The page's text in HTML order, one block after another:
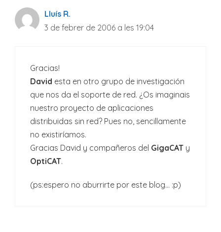
Lluís R.
3 de febrer de 2006 a les 19:04
Gracias!
David esta en otro grupo de investigación
que nos da el soporte de red. ¿Os imaginais
nuestro proyecto de aplicaciones
distribuidas sin red? Pues no, sencillamente
no existiríamos.
Gracias David y compañeros del GigaCAT y
OptiCAT.
(ps:espero no aburrirte por este blog… :p)